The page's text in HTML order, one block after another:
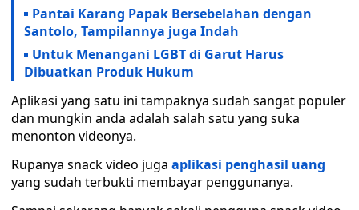
Pantai Karang Papak Bersebelahan dengan
Santolo, Tampilannya juga Indah
Untuk Menangani LGBT di Garut Harus
Dibuatkan Produk Hukum
Aplikasi yang satu ini tampaknya sudah sangat populer
dan mungkin anda adalah salah satu yang suka
menonton videonya.
Rupanya snack video juga aplikasi penghasil uang
yang sudah terbukti membayar penggunanya.